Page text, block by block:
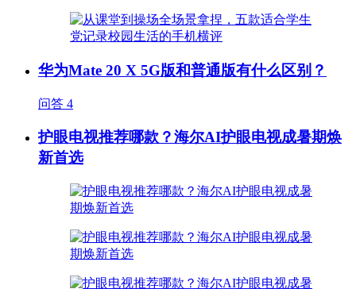
华为Mate 20 X 5G版和普通版有什么区别？
问答 4
护眼电视推荐哪款？海尔AI护眼电视成暑期焕
新首选